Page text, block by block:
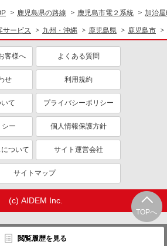
TOPへ
閲覧履歴を見る
鹿児島県の路線 鹿児島市電２系統 加治
サービス 九州・沖縄 鹿児島県 鹿児島市
客様へ よくある質問
せ 利用規約
て プライバシーポリシー
ー 個人情報保護方針
ついて サイト運営会社
サイトマップ
(c) AIDEM Inc.